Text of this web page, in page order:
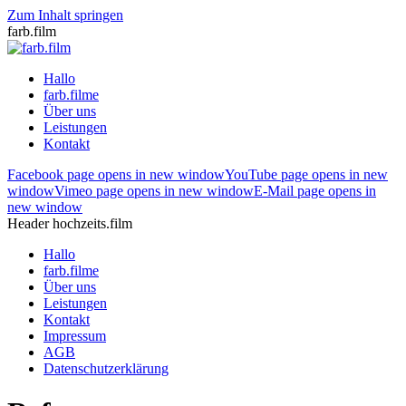
Zum Inhalt springen
farb.film
Hallo
farb.filme
Über uns
Leistungen
Kontakt
Facebook page opens in new windowYouTube page opens in new
windowVimeo page opens in new windowE-Mail page opens in
new window
Header hochzeits.film
Hallo
farb.filme
Über uns
Leistungen
Kontakt
Impressum
AGB
Datenschutzerklärung